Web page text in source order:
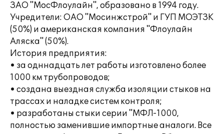
ЗАО "МосФлоулайн", образовано в 1994 году.
Учредители: ОАО "Мосинжстрой" и ГУП МОЭТЗК
(50%) и американская компания "Флоулайн
Аляска" (50%).
История предприятия:
• за одннадцать лет работы изготовлено более
1000 км трубопроводов;
• создана выездная служба изоляции стыков на
трассах и наладке систем контроля;
• разработаны стыки серии "МФЛ-1000,
полностью заменившие импортные аналоги. Все